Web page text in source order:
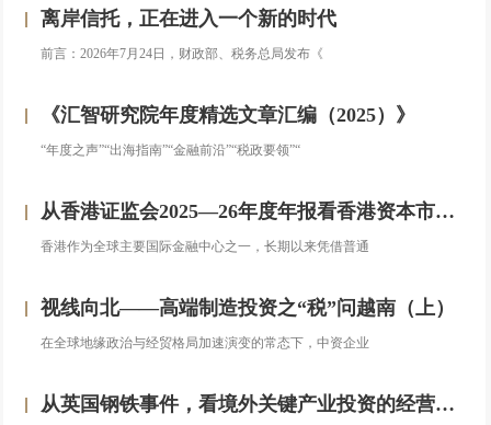
离岸信托，正在进入一个新的时代
前言：2026年7月24日，财政部、税务总局发布《
《汇智研究院年度精选文章汇编（2025）》
“年度之声”“出海指南”“金融前沿”“税政要领”“
从香港证监会2025—26年度年报看香港资本市场发展的新方向
香港作为全球主要国际金融中心之一，长期以来凭借普通
视线向北——高端制造投资之“税”问越南（上）
在全球地缘政治与经贸格局加速演变的常态下，中资企业
从英国钢铁事件，看境外关键产业投资的经营处置权风险